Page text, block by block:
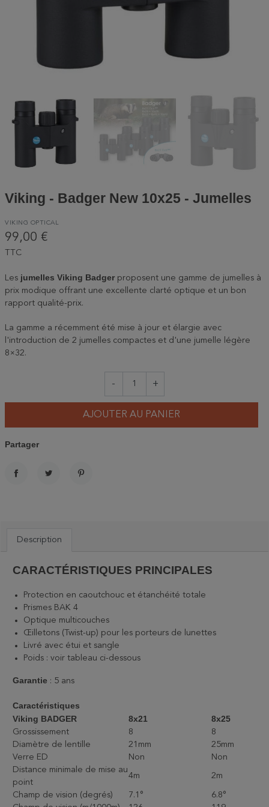
Viking - Badger New 10x25 - Jumelles
VIKING OPTICAL
99,00 €
TTC
Les jumelles Viking Badger proposent une gamme de jumelles à
prix modique offrant une excellente clarté optique et un bon
rapport qualité-prix.
La gamme a récemment été mise à jour et élargie avec
l'introduction de 2 jumelles compactes et d'une jumelle légère
8×32.
- +
AJOUTER AU PANIER
Partager
Description
CARACTÉRISTIQUES PRINCIPALES
Protection en caoutchouc et étanchéité totale
Prismes BAK 4
Optique multicouches
Œilletons (Twist-up) pour les porteurs de lunettes
Livré avec étui et sangle
Poids : voir tableau ci-dessous
Garantie : 5 ans
Caractéristiques
Viking BADGER
8x21 8x25
Grossissement 8
8
Diamètre de lentille
21mm
25mm
Verre ED
Non
Non
Distance minimale de mise au
point
4m 2m
Champ de vision (degrés) 7.1°
6.8°